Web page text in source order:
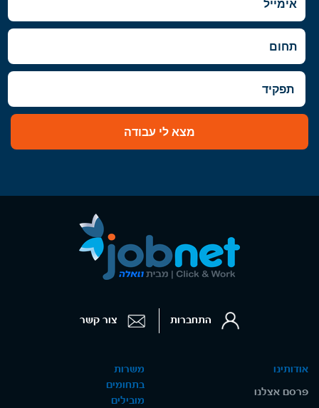
מצא לי עבודה
אודותינו
פרסם אצלנו
משרות
בתחומים
מובילים